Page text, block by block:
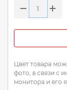
Цвет товара
фото, в связи с
монитора и его